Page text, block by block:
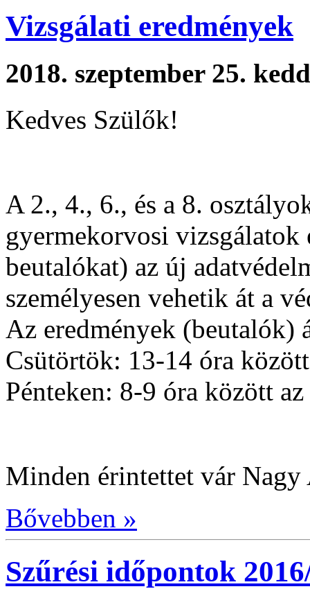
Vizsgálati eredmények
2018. szeptember 25. kedd
Kedves Szülők!
A 2., 4., 6., és a 8.
gyermekorvosi vizsgálatok
beutalókat) az új
személyesen vehetik át a
Az eredmények (beutalók)
Csütörtök: 13-14 óra
Pénteken: 8-9 óra között
Minden érintettet vár
Bővebben »
Szűrési időpontok